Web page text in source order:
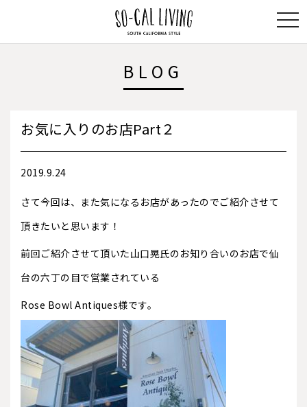
SO-
CAL
LIVING
BLOG
お気に入りのお店Part２
2019.9.24
さて今回は、また気になるお店があったのでご紹介させて
頂きたいと思います！
前回ご紹介させて頂いた山口晃氏のお知り合いのお店で仙
台の六丁の目で営業されている
Rose Bowl Antiques様です。